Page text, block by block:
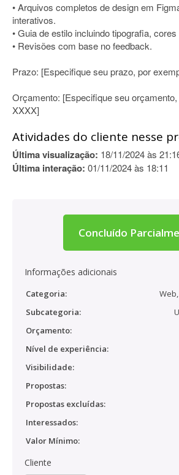
• Arquivos completos de design em
interativos.
• Guia de estilo incluindo tipografia,
• Revisões com base no feedback.
Prazo: [Especifique seu prazo, por
Orçamento: [Especifique seu
XXXX]
Atividades do cliente nesse
Última visualização: 18/11/2024 às
Última interação: 01/11/2024 às 18:11
Concluído
Informações adicionais
Categoria:
Subcategoria:
Orçamento:
Nível de experiência:
Visibilidade:
Propostas:
Propostas excluídas:
Interessados:
Valor Mínimo:
Cliente